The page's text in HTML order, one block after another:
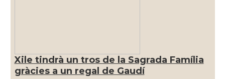
Xile tindrà un tros de la Sagrada Família
gràcies a un regal de Gaudí